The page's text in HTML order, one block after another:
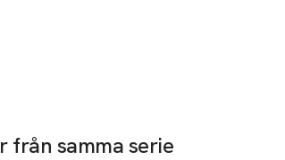
från samma serie